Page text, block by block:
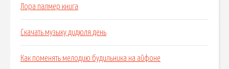
Лора палмер книга
Скачать музыку дидюля день
Как поменять мелодию будильника на айфоне